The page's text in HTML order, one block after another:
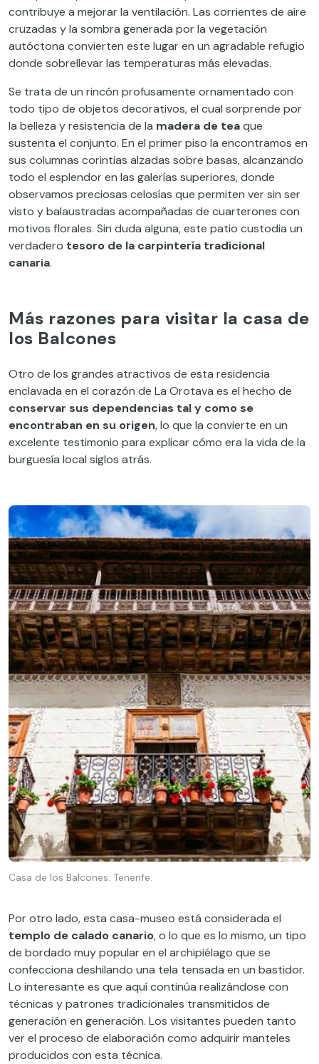
contribuye a mejorar la ventilación. Las corrientes de aire
cruzadas y la sombra generada por la vegetación
autóctona convierten este lugar en un agradable refugio
donde sobrellevar las temperaturas más elevadas.
Se trata de un rincón profusamente ornamentado con
todo tipo de objetos decorativos, el cual sorprende por
la belleza y resistencia de la madera de teaque
sustenta el conjunto. En el primer piso la encontramos en
sus columnas corintias alzadas sobre basas, alcanzando
todo el esplendor en las galerías superiores, donde
observamos preciosas celosías que permiten ver sin ser
visto y balaustradas acompañadas de cuarterones con
motivos florales. Sin duda alguna, este patio custodia un
verdadero tesoro de la carpintería tradicional
canaria.
Más razones para visitar la casa de
los Balcones
Otro de los grandes atractivos de esta residencia
enclavada en el corazón de La Orotava es el hecho de
conservar sus dependencias tal y como se
encontraban en su origen, lo que la convierte en un
excelente testimonio para explicar cómo era la vida de la
burguesía local siglos atrás.
Casa de los Balcones. Tenerife.
Por otro lado, esta casa-museo está considerada el
templo de calado canario, o lo que es lo mismo, un tipo
de bordado muy popular en el archipiélago que se
confecciona deshilando una tela tensada en un bastidor.
Lo interesante es que aquí continúa realizándose con
técnicas y patrones tradicionales transmitidos de
generación en generación. Los visitantes pueden tanto
ver el proceso de elaboración como adquirir manteles
producidos con esta técnica.